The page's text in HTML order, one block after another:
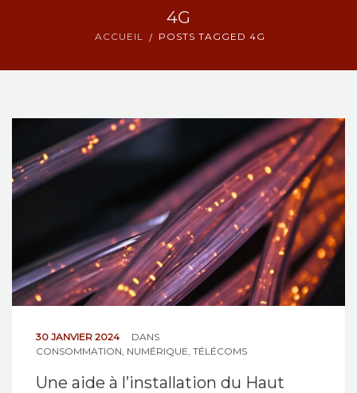
NOS ACTIONS
CONTACT
4G
ACCUEIL POSTS TAGGED 4G
30 JANVIER 2024
DANS
CONSOMMATION NUMÉRIQUE TÉLÉCOMS
Une aide à l’installation du Haut